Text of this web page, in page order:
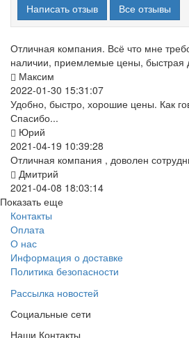
Написать отзыв
Все отзывы
Отличная компания. Всё что мне
наличии, приемлемые цены, быстрая
Максим
2022-01-30 15:31:07
Удобно, быстро, хорошие цены. Как
Спасибо...
Юрий
2021-04-19 10:39:28
Отличная компания , доволен
Дмитрий
2021-04-08 18:03:14
Показать еще
Контакты
Оплата
О нас
Информация о доставке
Политика безопасности
Рассылка новостей
Социальные сети
Наши Контакты